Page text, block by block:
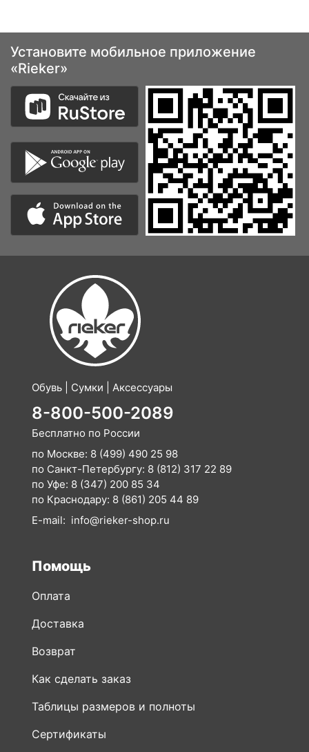
Установите мобильное приложение
«Rieker»
Обувь | Сумки | Аксессуары
8-800-500-2089
Бесплатно по России
по Москве: 8 (499) 490 25 98
по Санкт-Петербургу: 8 (812) 317 22 89
по Уфе: 8 (347) 200 85 34
по Краснодару: 8 (861) 205 44 89
E-mail: info@rieker-shop.ru
Помощь
Оплата
Доставка
Возврат
Как сделать заказ
Таблицы размеров и полноты
Сертификаты